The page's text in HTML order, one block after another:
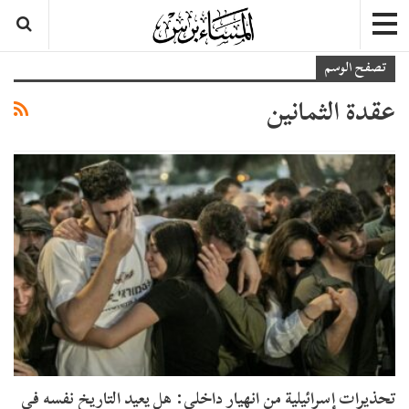
تصفح الوسم
عقدة الثمانين
تحذيرات إسرائيلية من انهيار داخلي: هل يعيد التاريخ نفسه في